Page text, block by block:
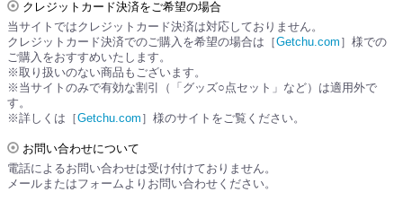
クレジットカード決済をご希望の場合
当サイトではクレジットカード決済は対応しておりません。
クレジットカード決済でのご購入を希望の場合は［Getchu.com ］様での
ご購入をおすすめいたします。
※取り扱いのない商品もございます。
※当サイトのみで有効な割引（「グッズ○点セット」など）は適用外で
す。
※詳しくは［Getchu.com ］様のサイトをご覧ください。
お問い合わせについて
電話によるお問い合わせは受け付けておりません。
メールまたはフォームよりお問い合わせください。